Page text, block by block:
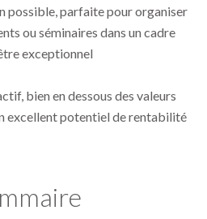
possible, parfaite pour organiser
ou séminaires dans un cadre
exceptionnel
bien en dessous des valeurs
excellent potentiel de rentabilité